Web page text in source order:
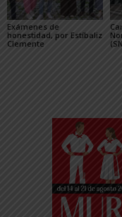
Exámenes de
honestidad, por Estíbaliz
Clemente